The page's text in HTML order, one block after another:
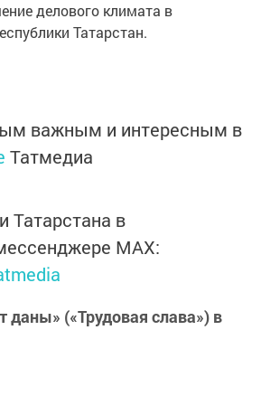
делового климата в
Татарстан.
важным и интересным в
Татмедиа
Татарстана в
MАХ:
даны» («Трудовая слава») в